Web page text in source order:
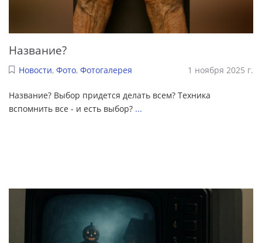
Название?
Новости, Фото, Фотогалерея 1 ноября 2025 г.
Название? Выбор придется делать всем? Техника
вспомнить все - и есть выбор? ...